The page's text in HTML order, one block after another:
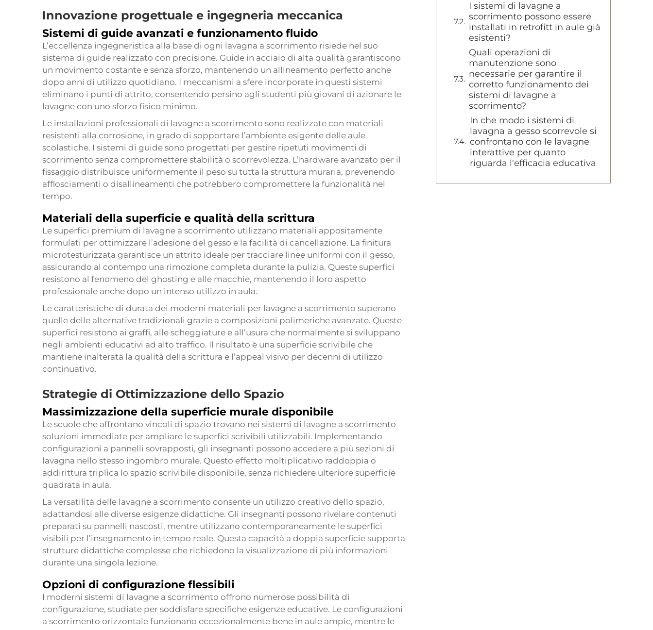
Innovazione progettuale e ingegneria meccanica
Sistemi di guide avanzati e funzionamento fluido
L’eccellenza ingegneristica alla base di ogni lavagna a scorrimento risiede nel suo
sistema di guide realizzato con precisione. Guide in acciaio di alta qualità garantiscono
un movimento costante e senza sforzo, mantenendo un allineamento perfetto anche
dopo anni di utilizzo quotidiano. I meccanismi a sfere incorporate in questi sistemi
eliminano i punti di attrito, consentendo persino agli studenti più giovani di azionare le
lavagne con uno sforzo fisico minimo.
Le installazioni professionali di lavagne a scorrimento sono realizzate con materiali
resistenti alla corrosione, in grado di sopportare l’ambiente esigente delle aule
scolastiche. I sistemi di guide sono progettati per gestire ripetuti movimenti di
scorrimento senza compromettere stabilità o scorrevolezza. L’hardware avanzato per il
fissaggio distribuisce uniformemente il peso su tutta la struttura muraria, prevenendo
afflosciamenti o disallineamenti che potrebbero compromettere la funzionalità nel
tempo.
Materiali della superficie e qualità della scrittura
Le superfici premium di lavagne a scorrimento utilizzano materiali appositamente
formulati per ottimizzare l’adesione del gesso e la facilità di cancellazione. La finitura
microtesturizzata garantisce un attrito ideale per tracciare linee uniformi con il gesso,
assicurando al contempo una rimozione completa durante la pulizia. Queste superfici
resistono al fenomeno del ghosting e alle macchie, mantenendo il loro aspetto
professionale anche dopo un intenso utilizzo in aula.
Le caratteristiche di durata dei moderni materiali per lavagne a scorrimento superano
quelle delle alternative tradizionali grazie a composizioni polimeriche avanzate. Queste
superfici resistono ai graffi, alle scheggiature e all’usura che normalmente si sviluppano
negli ambienti educativi ad alto traffico. Il risultato è una superficie scrivibile che
mantiene inalterata la qualità della scrittura e l’appeal visivo per decenni di utilizzo
continuativo.
Strategie di Ottimizzazione dello Spazio
Massimizzazione della superficie murale disponibile
Le scuole che affrontano vincoli di spazio trovano nei sistemi di lavagne a scorrimento
soluzioni immediate per ampliare le superfici scrivibili utilizzabili. Implementando
configurazioni a pannelli sovrapposti, gli insegnanti possono accedere a più sezioni di
lavagna nello stesso ingombro murale. Questo effetto moltiplicativo raddoppia o
addirittura triplica lo spazio scrivibile disponibile, senza richiedere ulteriore superficie
quadrata in aula.
La versatilità delle lavagne a scorrimento consente un utilizzo creativo dello spazio,
adattandosi alle diverse esigenze didattiche. Gli insegnanti possono rivelare contenuti
preparati su pannelli nascosti, mentre utilizzano contemporaneamente le superfici
visibili per l’insegnamento in tempo reale. Questa capacità a doppia superficie supporta
strutture didattiche complesse che richiedono la visualizzazione di più informazioni
durante una singola lezione.
Opzioni di configurazione flessibili
I moderni sistemi di lavagne a scorrimento offrono numerose possibilità di
configurazione, studiate per soddisfare specifiche esigenze educative. Le configurazioni
a scorrimento orizzontale funzionano eccezionalmente bene in aule ampie, mentre le
I sistemi di lavagne a
scorrimento possono essere
installati in retrofitt in aule già
esistenti?
Quali operazioni di
manutenzione sono
necessarie per garantire il
corretto funzionamento dei
sistemi di lavagne a
scorrimento?
In che modo i sistemi di
lavagna a gesso scorrevole si
confrontano con le lavagne
interattive per quanto
riguarda l'efficacia educativa